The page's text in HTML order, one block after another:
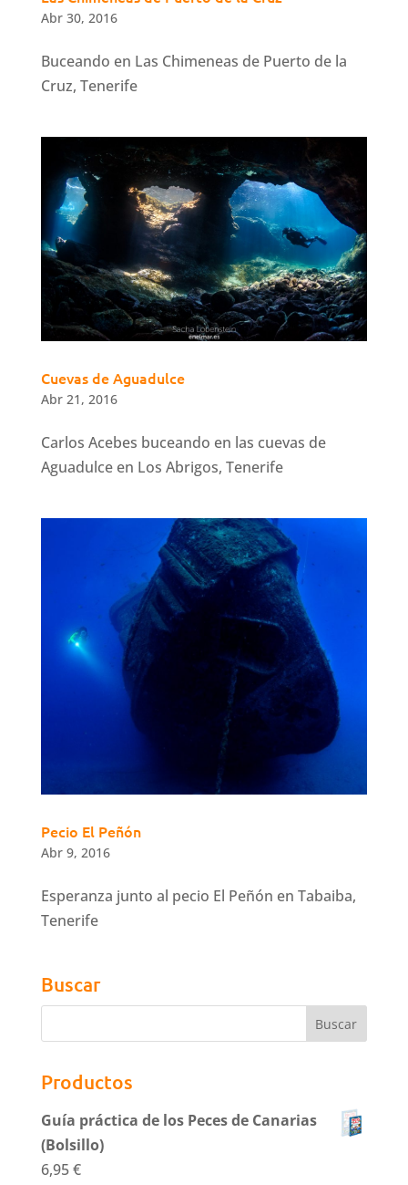
Abr 30, 2016
Buceando en Las Chimeneas de Puerto de la
Cruz, Tenerife
Cuevas de Aguadulce
Abr 21, 2016
Carlos Acebes buceando en las cuevas de
Aguadulce en Los Abrigos, Tenerife
Pecio El Peñón
Abr 9, 2016
Esperanza junto al pecio El Peñón en Tabaiba,
Tenerife
Buscar
Productos
Guía práctica de los Peces de Canarias
(Bolsillo)
6,95€